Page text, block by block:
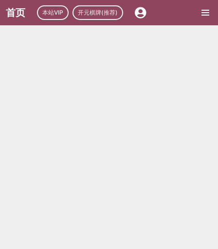
首页 本站VIP 开元棋牌(推荐)